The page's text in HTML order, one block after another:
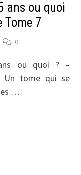
ans ou quoi
Tome 7
0
ou quoi ? –
Un tome qui se
…